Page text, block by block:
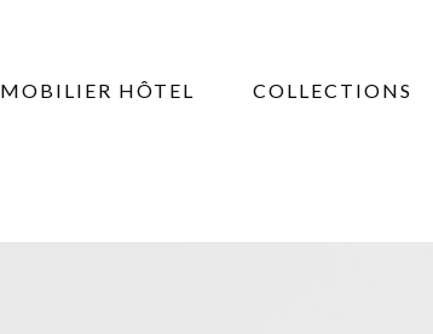
MOBILIER HÔTEL COLLECTIONS